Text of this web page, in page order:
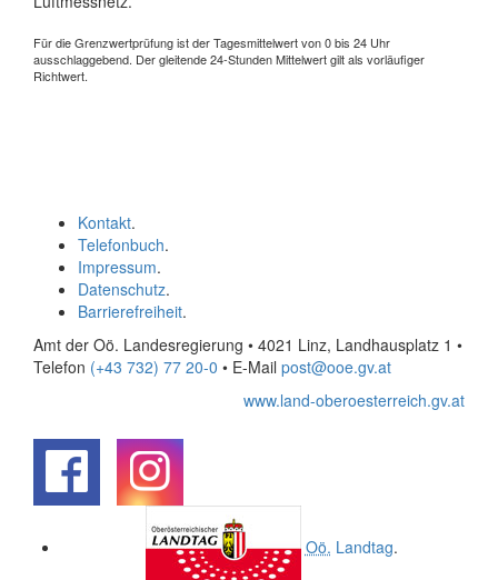
Für die Grenzwertprüfung ist der Tagesmittelwert von 0 bis 24 Uhr
ausschlaggebend. Der gleitende 24-Stunden Mittelwert gilt als vorläufiger
Richtwert.
Kontakt.
Telefonbuch.
Impressum.
Datenschutz.
Barrierefreiheit.
Amt der Oö. Landesregierung • 4021 Linz, Landhausplatz 1 •
Telefon (+43 732) 77 20-0 • E-Mail post@ooe.gv.at
www.land-oberoesterreich.gv.at
Oö. Landtag.